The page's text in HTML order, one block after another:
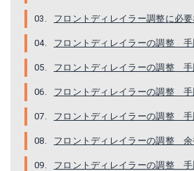
フロントディレイラー調整に必
フロントディレイラーの調整 手
フロントディレイラーの調整
フロントディレイラーの調整 手
フロントディレイラーの調整
フロントディレイラーの調整 余
フロントディレイラーの調整